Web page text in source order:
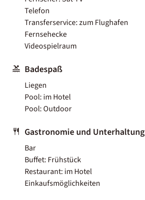
Telefon
Transferservice: zum Flughafen
Fernsehecke
Videospielraum
Badespaß
Liegen
Pool: im Hotel
Pool: Outdoor
Gastronomie und Unterhaltung
Bar
Buffet: Frühstück
Restaurant: im Hotel
Einkaufsmöglichkeiten